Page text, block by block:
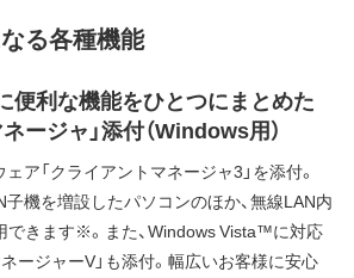
る各種機能
便利な機能をひとつにまとめた
ージャ」添付（Windows用）
ア「クライアントマネージャ3」を添付。
機を増設したパソコンのほか、無線LAN内
できます※。また、Windows Vista™に対応
ージャーV」も添付。幅広いお客様に安心